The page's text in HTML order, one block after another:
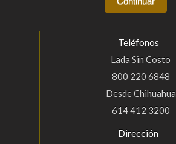
Teléfonos
Lada Sin Costo
800 220 6848
Desde Chihuahua
614 412 3200
Dirección